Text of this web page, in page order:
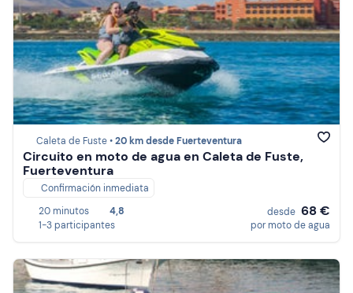
Caleta de Fuste •20 km desde Fuerteventura
Circuito en moto de agua en Caleta de Fuste,
Fuerteventura
Confirmación inmediata
20 minutos
4,8
1-3 participantes
desde 68 €
por moto de agua